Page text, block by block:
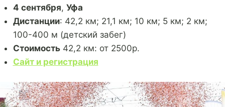
4 сентября, Уфа
Дистанции: 42,2 км; 21,1 км; 10 км; 5 км; 2 км;
100-400 м (детский забег)
Стоимость42,2 км: от 2500р.
Сайт и регистрация